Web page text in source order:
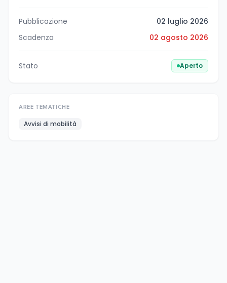
Pubblicazione
02 luglio 2026
Scadenza
02 agosto 2026
Stato Aperto
AREE TEMATICHE
Avvisi di mobilità